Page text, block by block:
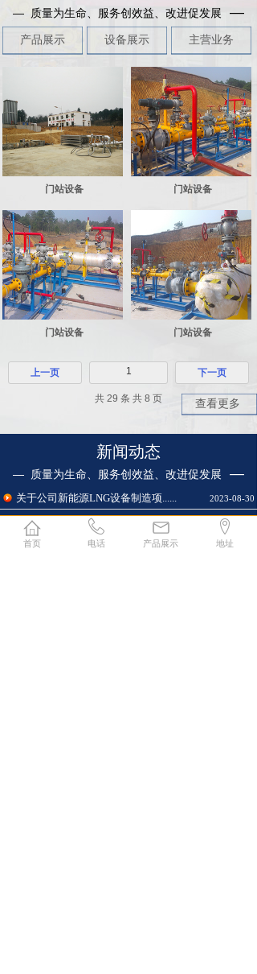
— 质量为生命、服务创效益、改进促发展 —
设备展示 主营业务
产品展示
门站设备 门站设备
门站设备 门站设备
上一页 1 下一页
共 29 条 共 8 页 查看更多
新闻动态
— 质量为生命、服务创效益、改进促发展 —
关于公司新能源LNG设备制造项...... 2023-08-30
首页 电话 产品展示 地址